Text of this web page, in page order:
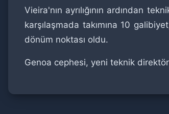
Vieira'nın ayrılığının ardından
karşılaşmada takımına 10
dönüm noktası oldu.
Genoa cephesi, yeni teknik direktör